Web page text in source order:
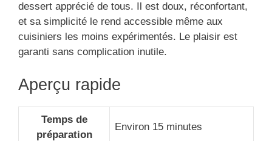
dessert apprécié de tous. Il est doux, réconfortant,
et sa simplicité le rend accessible même aux
cuisiniers les moins expérimentés. Le plaisir est
garanti sans complication inutile.
Aperçu rapide
Temps de
préparation
Environ 15 minutes